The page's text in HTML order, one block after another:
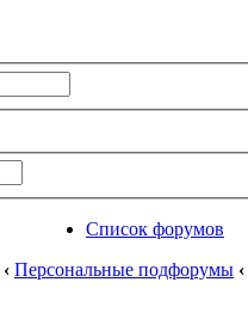
Список форумов
‹ Персональные подфорумы ‹